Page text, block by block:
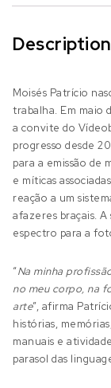
Description
Moisés Patrício
trabalha. Em maio
a convite do
progresso desde
para a emissão de
e míticas
reação a um
afazeres braçais.
espectro para a
“Na minha
no meu corpo, na
arte”, afirma
histórias,
manuais e
parasol das